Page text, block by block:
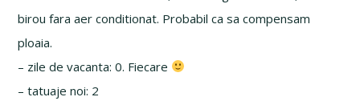
birou fara aer conditionat. Probabil ca sa compensam
ploaia.
– zile de vacanta: 0. Fiecare
– tatuaje noi: 2